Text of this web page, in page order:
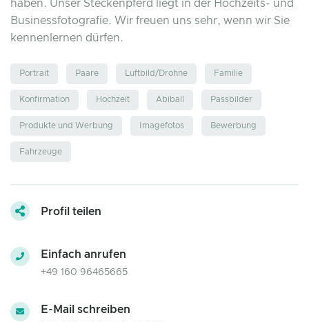
haben. Unser Steckenpferd liegt in der Hochzeits- und
Businessfotografie. Wir freuen uns sehr, wenn wir Sie
kennenlernen dürfen.
Portrait Paare Luftbild/Drohne Familie
Konfirmation Hochzeit Abiball Passbilder
Produkte und Werbung Imagefotos Bewerbung
Fahrzeuge
Profil teilen
Einfach anrufen
+49 160 96465665
E-Mail schreiben